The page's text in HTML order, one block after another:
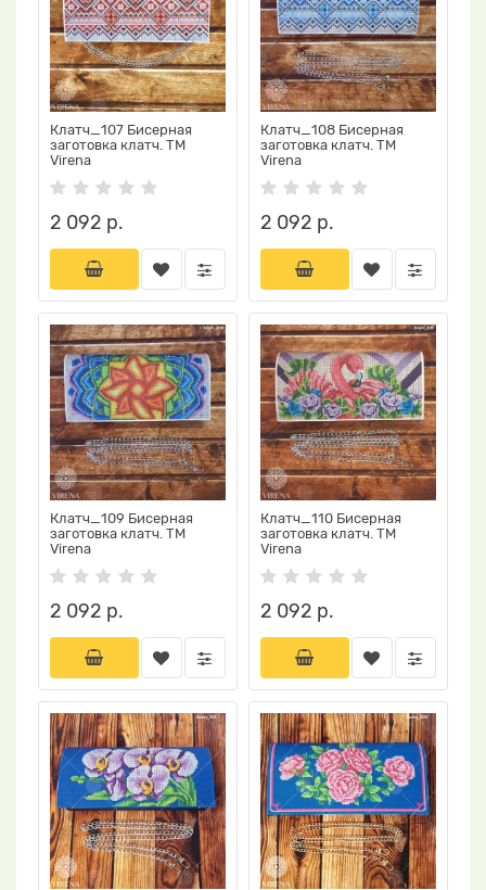
Клатч_107 Бисерная
заготовка клатч. ТМ
Virena
2 092 р.
Клатч_108 Бисерная
заготовка клатч. ТМ
Virena
2 092 р.
Клатч_109 Бисерная
заготовка клатч. ТМ
Virena
2 092 р.
Клатч_110 Бисерная
заготовка клатч. ТМ
Virena
2 092 р.